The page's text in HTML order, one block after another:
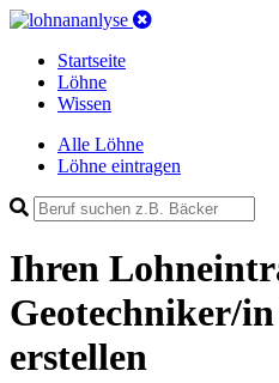
Startseite
Löhne
Wissen
Alle Löhne
Löhne eintragen
Ihren
Geotechniker/
erstellen